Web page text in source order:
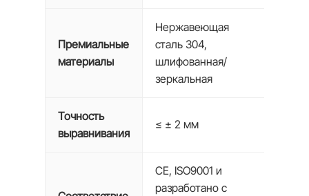
Премиальные
материалы
Нержавеющая
сталь 304,
шлифованная/
зеркальная
Точность
выравнивания
≤ ± 2 мм
CE, ISO9001 и
разработано с